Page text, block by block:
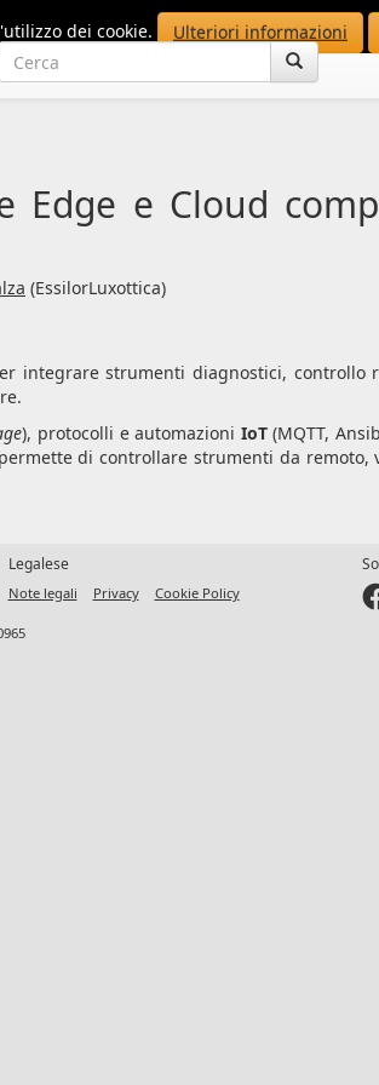
dei cookie. Ulteriori informazioni
Edge e Cloud
(EssilorLuxottica)
integrare strumenti diagnostici,
), protocolli e automazioni IoT(MQTT,
di controllare strumenti da
Legalese
Note legali Privacy Cookie Policy